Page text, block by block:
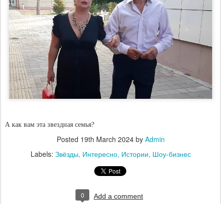
А как вам эта звездная семья?
Posted 19th March 2024by Admin
Labels: Звёзды Интересно Истории Шоу-бизнес
0 Add a comment